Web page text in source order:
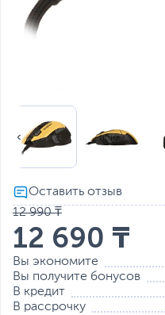
12 990 ₸
12 690 ₸
Вы экономите
Вы получите бонусов
В кредит
В рассрочку